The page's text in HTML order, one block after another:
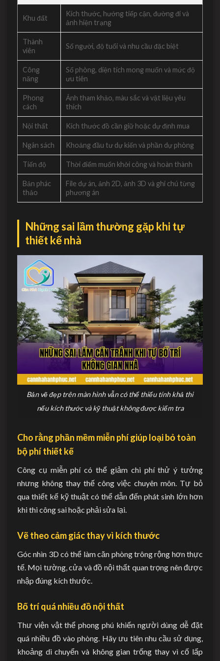
Khu đất
Kích thước, hướng tiếp cận, đường đi và
ảnh hiện trạng
Thành
viên
Số người, độ tuổi và nhu cầu đặc biệt
Công
năng
Số phòng, diện tích mong muốn và mức độ
ưu tiên
Phong
cách
Ảnh tham khảo, màu sắc và vật liệu yêu
thích
Nội thất Kích thước đồ cần giữ hoặc dự định mua
Ngân sách Khoảng đầu tư dự kiến và phần dự phòng
Tiến độ Thời điểm muốn khởi công và hoàn thành
Bản phác
thảo
File dự án, ảnh 2D, ảnh 3D và ghi chú từng
phương án
Những sai lầm thường gặp khi tự
thiết kế nhà
Bản vẽ đẹp trên màn hình vẫn có thể thiếu tính khả thi
nếu kích thước và kỹ thuật không được kiểm tra
Cho rằng phần mềm miễn phí giúp loại bỏ toàn
bộ phí thiết kế
Công cụ miễn phí có thể giảm chi phí thử ý tưởng
nhưng không thay thế công việc chuyên môn. Tự bỏ
qua thiết kế kỹ thuật có thể dẫn đến phát sinh lớn hơn
khi thi công sai hoặc phải sửa lại.
Vẽ theo cảm giác thay vì kích thước
Góc nhìn 3D có thể làm căn phòng trông rộng hơn thực
tế. Mọi tường, cửa và đồ nội thất quan trọng nên được
nhập đúng kích thước.
Bố trí quá nhiều đồ nội thất
Thư viện vật thể phong phú khiến người dùng dễ đặt
quá nhiều đồ vào phòng. Hãy ưu tiên nhu cầu sử dụng,
khoảng di chuyển và không gian trống thay vì cố lấp